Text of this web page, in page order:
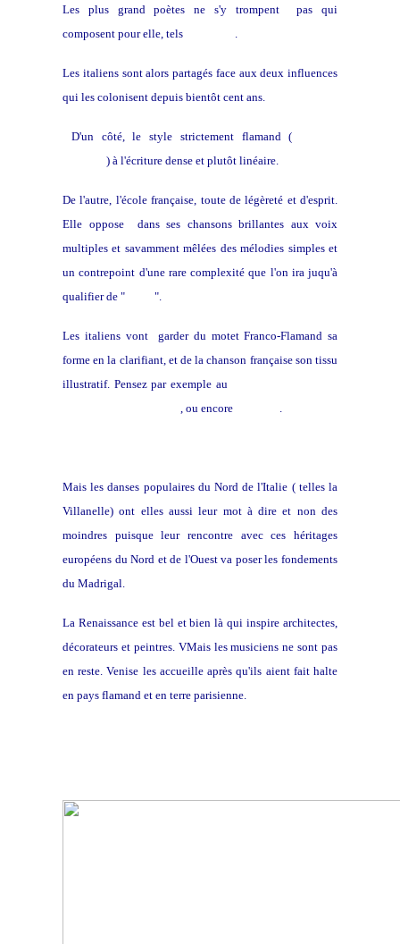
Les plus grand poètes ne s'y trompent pas qui
composent pour elle, tels
Les italiens sont alors partagés face aux deux influences
qui les colonisent depuis bientôt cent ans.
D'un côté, le style strictement flamand (
) à l'écriture dense et plutôt linéaire.
De l'autre, l'école française, toute de légèreté et d'esprit.
Elle oppose dans ses chansons brillantes aux voix
multiples et savamment mêlées des mélodies simples et
un contrepoint d'une rare complexité que l'on ira juqu'à
qualifier de "
".
Les italiens vont garder du motet Franco-Flamand sa
forme en la clarifiant, et de la chanson française son tissu
illustratif. Pensez par exemple au
, ou encore
Mais les danses populaires du Nord de l'Italie ( telles la
Villanelle) ont elles aussi leur mot à dire et non des
moindres puisque leur rencontre avec ces héritages
européens du Nord et de l'Ouest va poser les fondements
du Madrigal.
La Renaissance est bel et bien là qui inspire architectes,
décorateurs et peintres. VMais les musiciens ne sont pas
en reste. Venise les accueille après qu'ils aient fait halte
en pays flamand et en terre parisienne.